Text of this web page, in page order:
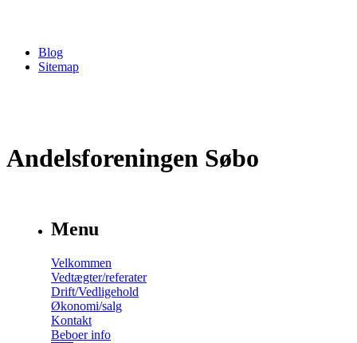
Blog
Sitemap
Andelsforeningen Søbo
Menu
Velkommen
Vedtægter/referater
Drift/Vedligehold
Økonomi/salg
Kontakt
Beboer info